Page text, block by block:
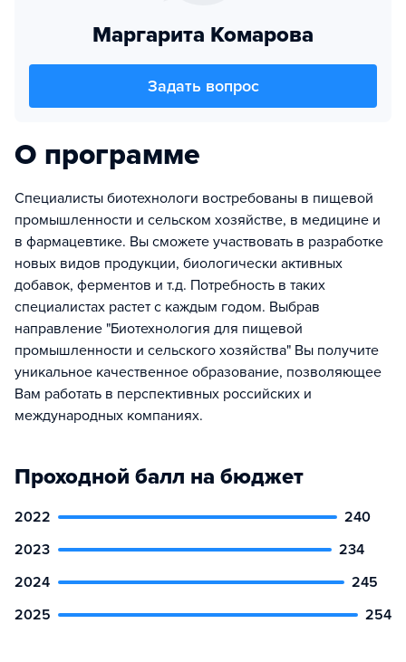
Маргарита Комарова
Задать вопрос
О программе
Специалисты биотехнологи востребованы в пищевой
промышленности и сельском хозяйстве, в медицине и
в фармацевтике. Вы сможете участвовать в разработке
новых видов продукции, биологически активных
добавок, ферментов и т.д. Потребность в таких
специалистах растет с каждым годом. Выбрав
направление "Биотехнология для пищевой
промышленности и сельского хозяйства" Вы получите
уникальное качественное образование, позволяющее
Вам работать в перспективных российских и
международных компаниях.
Проходной балл на бюджет
2022
240
2023
234
2024
245
2025
254